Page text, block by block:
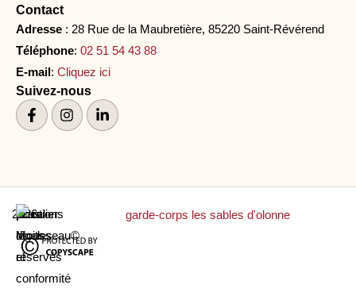
Contact
Adresse : 28 Rue de la Maubretière, 85220 Saint-Révérend
Téléphone: 02 51 54 43 88
E-mail: Cliquez ici
Suivez-nous
Escalier
Mousseau©
2026
|Mentions
légales
et
conformité
|Tous
droits
réservés
|